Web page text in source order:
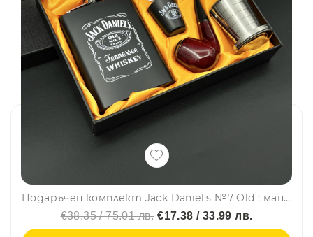
Подаръчен комплект Jack Daniel's №7 Old : манерка, лула, фуния, две чашки и метална сгъваема чаша, #FH26
€38.35 / 75.01 лв.€17.38 / 33.99 лв.